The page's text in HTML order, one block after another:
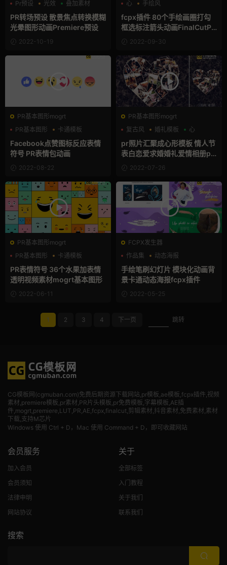
Pr预设
光效 叠加素材
PR转场预设 散景焦点转换模糊
光晕图形动画Premiere预设
2022-10-19
心
手绘风
支持Intel+M芯片
fcpx插件 80个手绘画圈打勾
框选标注箭头动画FinalCutPr
o插件2022-09-30
PR基本图形mogrt
PR基本图形
卡通模板
Facebook点赞图标反应表情
符号 PR表情包动画
2022-08-22
PR基本图形mogrt
复古风
婚礼模板 心
pr照片汇聚成心形模板 情人节
表白恋爱求婚婚礼爱情相册pr
emiere模板
2022-07-26
PR基本图形mogrt
PR基本图形
卡通模板
可爱
PR表情符号 36个水果加表情
透明视频素材mogrt基本图形
2022-06-11
FCPX发生器
作品集
动态海报
卡通模板
手绘笔刷幻灯片 模块化动画背
景卡通动态海报fcpx插件
2022-05-25
1 2 3 4 下一页 跳转
CG模板网(cgmuban.com)免费后期资源下载网站,pr模板,ae模板,fcpx插件,视频
素材,premiere模板,pr素材,PR片头模板,pr免费模板,字幕模板,AE插
件,mogrt,premiere,LUT,PR,AE,fcpx,finalcut,剪辑素材,抖音素材,免费素材,素材
下载,支持M芯片
Windows 使用 Ctrl + D，Mac 使用 Command + D，即可收藏网站
会员服务
加入会员
会员须知
法律申明
网站协议
关于
全部标签
入门教程
关于我们
联系我们
搜索